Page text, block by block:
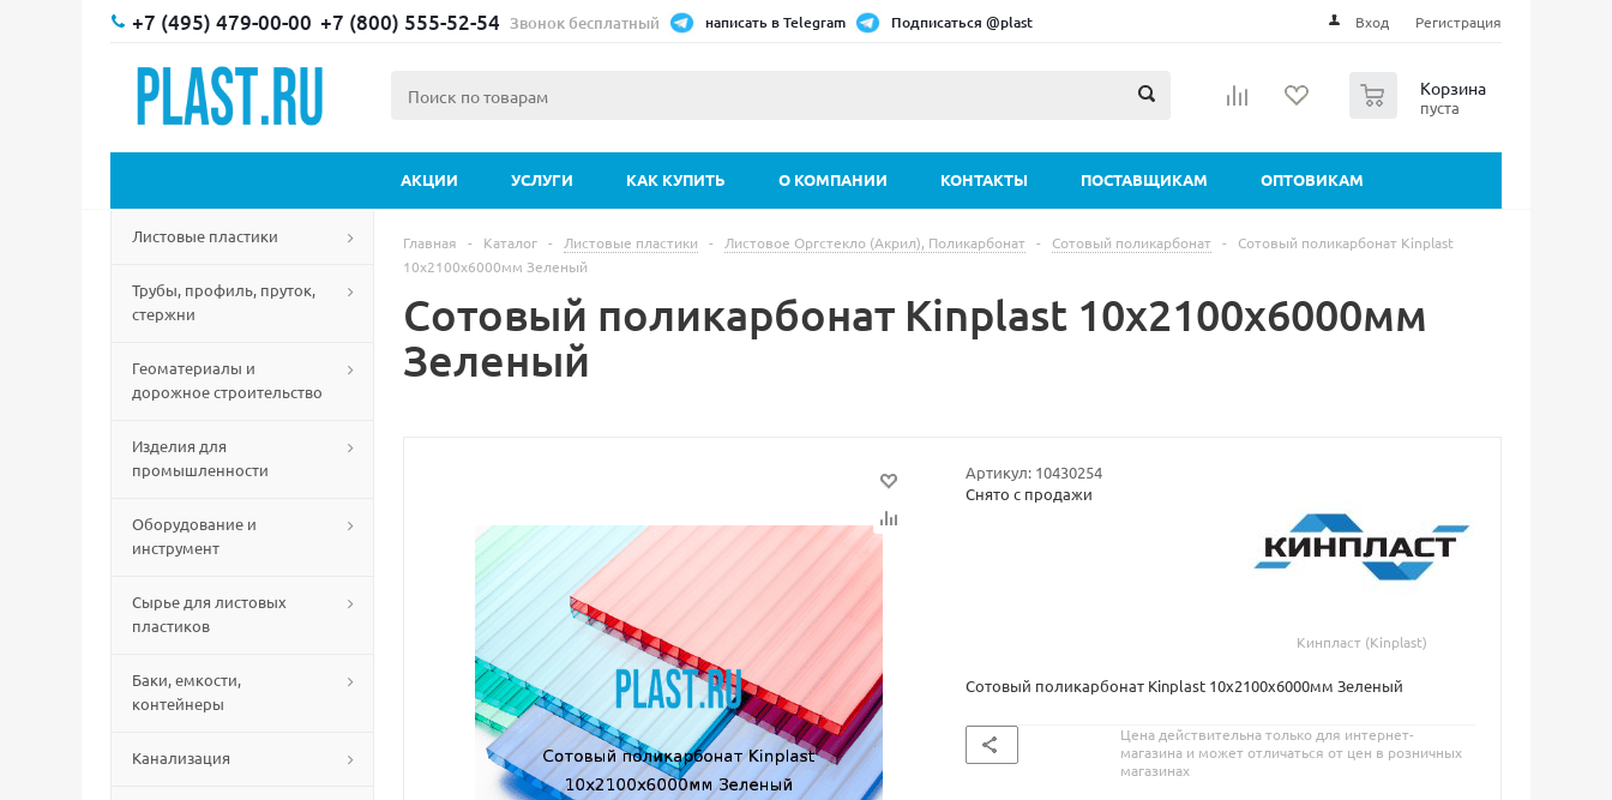
+7 (495) 479-00-00 +7 (800) 555-52-54 Звонок бесплатный написать в Telegram Подписаться @plast Вход Регистрация
Корзина
пуста
АКЦИИ УСЛУГИ КАК КУПИТЬ О КОМПАНИИ КОНТАКТЫ ПОСТАВЩИКАМ ОПТОВИКАМ
Листовые пластики
Трубы, профиль, пруток,
стержни
Геоматериалы и
дорожное строительство
Изделия для
промышленности
Оборудование и
инструмент
Сырье для листовых
пластиков
Баки, емкости,
контейнеры
Канализация
Главная - Каталог - Листовые пластики - Листовое Оргстекло (Акрил), Поликарбонат - Сотовый поликарбонат -
Сотовый поликарбонат Kinplast
10х2100х6000мм Зеленый
Сотовый поликарбонат Kinplast 10х2100х6000мм
Зеленый
Артикул: 10430254
Снято с продажи
Кинпласт (Kinplast)
Сотовый поликарбонат Kinplast 10х2100х6000мм Зеленый
Цена действительна только для интернет-
магазина и может отличаться от цен в розничных
магазинах